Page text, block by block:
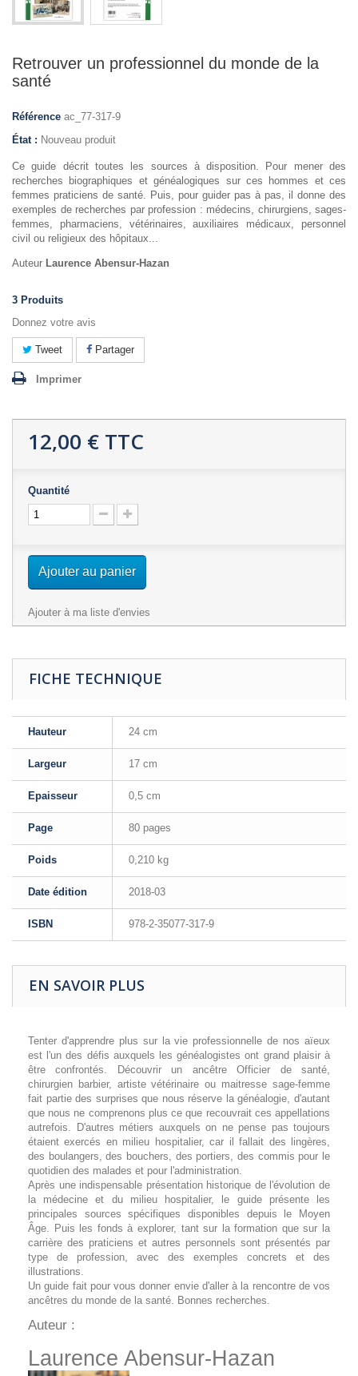
Retrouver un professionnel du monde de la
santé
Référence ac_77-317-9
État : Nouveau produit
Ce guide décrit toutes les sources à disposition. Pour mener des
recherches biographiques et généalogiques sur ces hommes et ces
femmes praticiens de santé. Puis, pour guider pas à pas, il donne des
exemples de recherches par profession : médecins, chirurgiens, sages-
femmes, pharmaciens, vétérinaires, auxiliaires médicaux, personnel
civil ou religieux des hôpitaux...
Auteur Laurence Abensur-Hazan
3 Produits
Donnez votre avis
Tweet Partager
Imprimer
12,00 € TTC
Quantité
Ajouter au panier
Ajouter à ma liste d'envies
FICHE TECHNIQUE
Hauteur 24 cm
Largeur 17 cm
Epaisseur 0,5 cm
Page 80 pages
Poids 0,210 kg
Date édition 2018-03
ISBN 978-2-35077-317-9
EN SAVOIR PLUS
Tenter d'apprendre plus sur la vie professionnelle de nos aïeux
est l'un des défis auxquels les généalogistes ont grand plaisir à
être confrontés. Découvrir un ancêtre Officier de santé,
chirurgien barbier, artiste vétérinaire ou maitresse sage-femme
fait partie des surprises que nous réserve la généalogie, d'autant
que nous ne comprenons plus ce que recouvrait ces appellations
autrefois. D'autres métiers auxquels on ne pense pas toujours
étaient exercés en milieu hospitalier, car il fallait des lingères,
des boulangers, des bouchers, des portiers, des commis pour le
quotidien des malades et pour l'administration.
Après une indispensable présentation historique de l'évolution de
la médecine et du milieu hospitalier, le guide présente les
principales sources spécifiques disponibles depuis le Moyen
Âge. Puis les fonds à explorer, tant sur la formation que sur la
carrière des praticiens et autres personnels sont présentés par
type de profession, avec des exemples concrets et des
illustrations.
Un guide fait pour vous donner envie d'aller à la rencontre de vos
ancêtres du monde de la santé. Bonnes recherches.
Auteur :
Laurence Abensur-Hazan